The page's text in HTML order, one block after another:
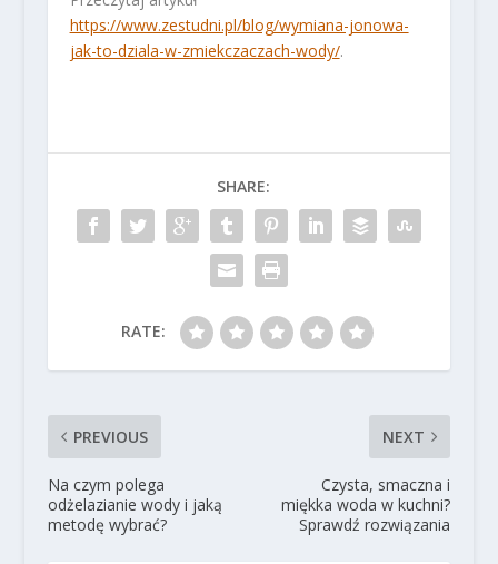
https://www.zestudni.pl/blog/wymiana-jonowa-
jak-to-dziala-w-zmiekczaczach-wody/.
SHARE:
RATE:
PREVIOUS
Na czym polega
odżelazianie wody i jaką
metodę wybrać?
NEXT
Czysta, smaczna i
miękka woda w kuchni?
Sprawdź rozwiązania